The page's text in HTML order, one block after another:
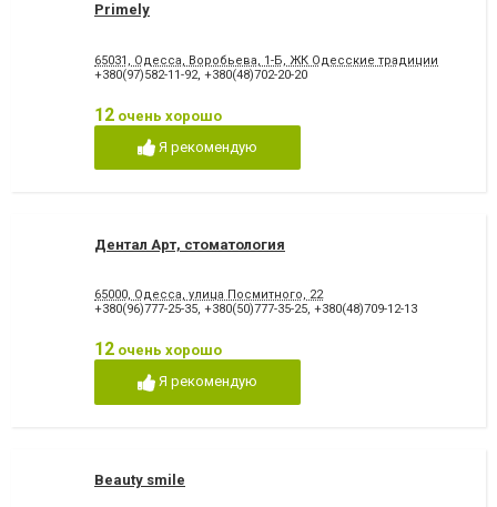
Primely
65031, Одесса, Воробьева, 1-Б, ЖК Одесские традиции
+380(97)582-11-92 +380(48)702-20-20
12 очень хорошо
Я рекомендую
Дентал Арт, стоматология
65000, Одесса, улица Посмитного, 22
+380(96)777-25-35, +380(50)777-35-25, +380(48)709-12-13
12 очень хорошо
Я рекомендую
Beauty smile